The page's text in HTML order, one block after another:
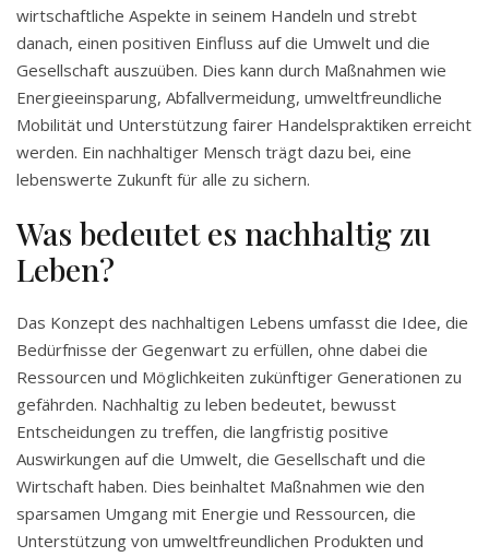
wirtschaftliche Aspekte in seinem Handeln und strebt
danach, einen positiven Einfluss auf die Umwelt und die
Gesellschaft auszuüben. Dies kann durch Maßnahmen wie
Energieeinsparung, Abfallvermeidung, umweltfreundliche
Mobilität und Unterstützung fairer Handelspraktiken erreicht
werden. Ein nachhaltiger Mensch trägt dazu bei, eine
lebenswerte Zukunft für alle zu sichern.
Was bedeutet es nachhaltig zu
Leben?
Das Konzept des nachhaltigen Lebens umfasst die Idee, die
Bedürfnisse der Gegenwart zu erfüllen, ohne dabei die
Ressourcen und Möglichkeiten zukünftiger Generationen zu
gefährden. Nachhaltig zu leben bedeutet, bewusst
Entscheidungen zu treffen, die langfristig positive
Auswirkungen auf die Umwelt, die Gesellschaft und die
Wirtschaft haben. Dies beinhaltet Maßnahmen wie den
sparsamen Umgang mit Energie und Ressourcen, die
Unterstützung von umweltfreundlichen Produkten und